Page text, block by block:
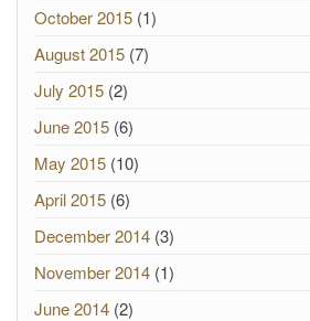
October 2015 (1)
August 2015 (7)
July 2015 (2)
June 2015 (6)
May 2015 (10)
April 2015 (6)
December 2014 (3)
November 2014 (1)
June 2014 (2)